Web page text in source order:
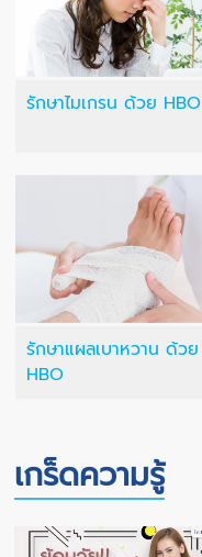
รักษาไมเกรน ด้วย HBO
รักษาแผลเบาหวาน ด้วย
HBO
เกร็ดความรู้